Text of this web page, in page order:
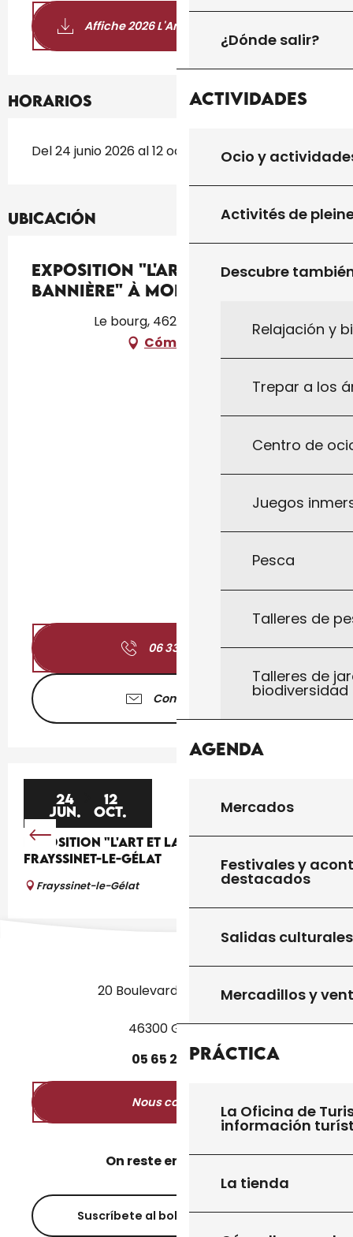
¿Dónde salir?
Actividades
Ocio y
Activités de
Descubre
Relajación y
Trepar a los
Centro de
Juegos
Pesca
Talleres de
Talleres de
biodiversidad
Agenda
Mercados
Festivales y
destacados
Salidas culturales
Mercadillos y
Práctica
La Oficina de
información
La tienda
Affiche 2026 L'Art et la Bannière
Horarios
Del 24 junio 2026 al 12 octubre 2026
Ubicación
Exposition "L'Art et la
Bannière" à Montcléra
Le bourg, 46250 Montcléra
Cómo llegar
06 33 46 94 ▒▒
Contáctenos
24
JUN.
12
OCT.
EXPOSITION "L'ART ET LA BANNIÈRE" À
FRAYSSINET-LE-GÉLAT
Frayssinet-le-Gélat
20 Boulevard des Martyrs
46300 Gourdon
05 65 27 5250
Nous contacter
On reste en contact ?
Suscríbete al boletín informativo